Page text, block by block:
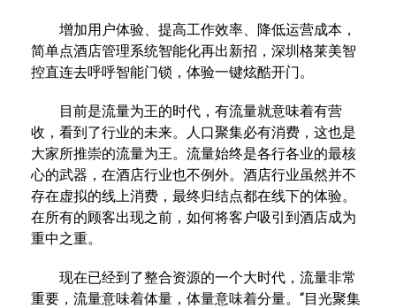
增加用户体验、提高工作效率、降低运营成本，
简单点酒店管理系统智能化再出新招，深圳格莱美智
控直连去呼呼智能门锁，体验一键炫酷开门。
目前是流量为王的时代，有流量就意味着有营
收，看到了行业的未来。人口聚集必有消费，这也是
大家所推崇的流量为王。流量始终是各行各业的最核
心的武器，在酒店行业也不例外。酒店行业虽然并不
存在虚拟的线上消费，最终归结点都在线下的体验。
在所有的顾客出现之前，如何将客户吸引到酒店成为
重中之重。
现在已经到了整合资源的一个大时代，流量非常
重要，流量意味着体量，体量意味着分量。“目光聚集